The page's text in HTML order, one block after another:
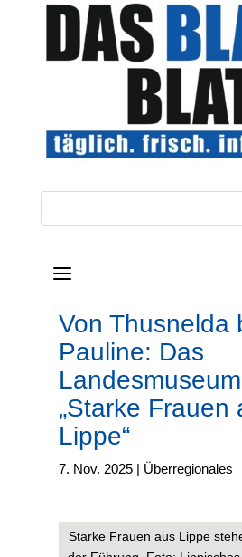
a
Von Thusnelda
Pauline: Das
„Starke Frauen
Lippe“
7. Nov. 2025| Überregionales
Starke Frauen aus Lippe